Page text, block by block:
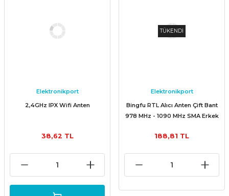
Elektronikport
2,4GHz IPX Wifi Anten
38,62 TL
TÜKENDİ
Elektronikport
Bingfu RTL Alıcı Anten Çift Bant
978 MHz - 1090 MHz SMA Erkek
188,81 TL